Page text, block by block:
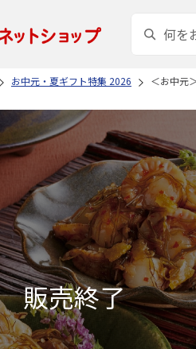
お中元・夏ギフト特集 2026 ＜お中元